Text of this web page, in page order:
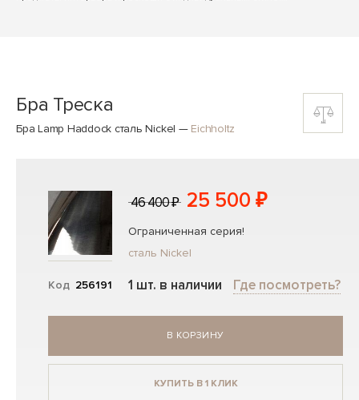
Бра Треска
Бра Lamp Haddock сталь Nickel — Eichholtz
Код 256191
46 400 ₽ 25 500 ₽
Ограниченная серия!
сталь Nickel
1 шт. в наличии Где посмотреть?
В КОРЗИНУ
КУПИТЬ В 1 КЛИК